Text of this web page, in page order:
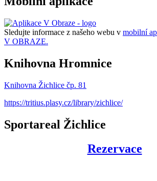
Sledujte informace z našeho webu v mobilní
V OBRAZE.
Knihovna Hromnice
Knihovna Žichlice čp. 81
https://tritius.plasy.cz/library/zichlice/
Sportareal Žichlice
Rezervace